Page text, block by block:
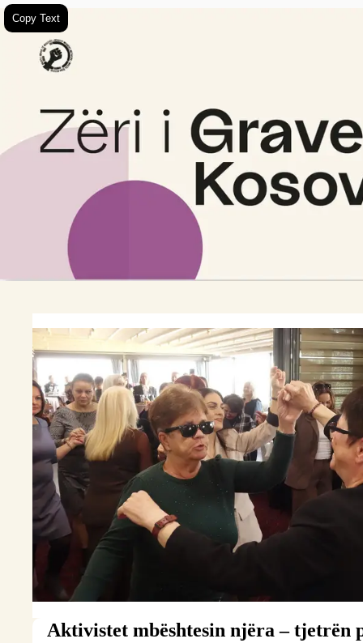
Copy Text
Aktivistet mbështesin njëra – tjetrën